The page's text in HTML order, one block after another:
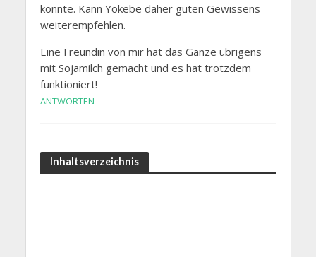
konnte. Kann Yokebe daher guten Gewissens
weiterempfehlen.
Eine Freundin von mir hat das Ganze übrigens
mit Sojamilch gemacht und es hat trotzdem
funktioniert!
ANTWORTEN
Inhaltsverzeichnis